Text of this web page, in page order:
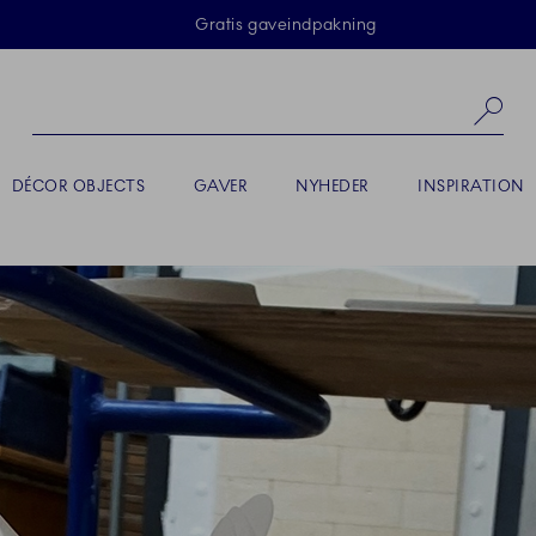
Skip Navigation
Gratis gaveindpakning
DÉCOR OBJECTS GAVER NYHEDER INSPIRATION